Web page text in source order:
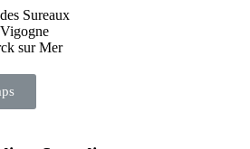
Sureaux
sur Mer